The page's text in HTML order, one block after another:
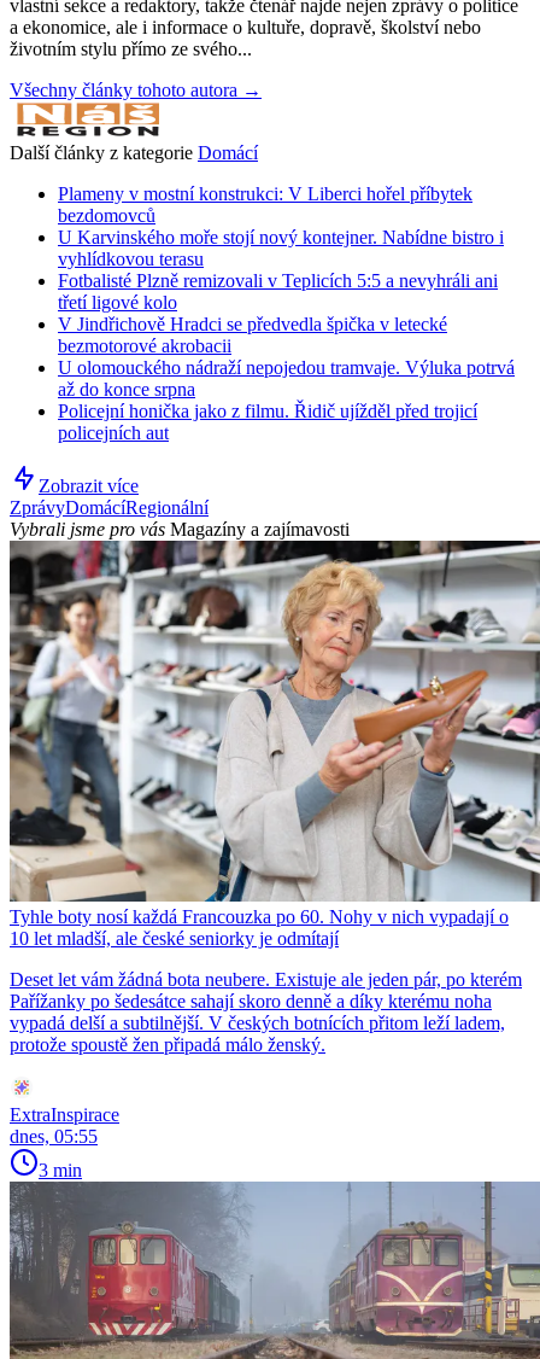
vlastní sekce a redaktory, takže čtenář najde nejen zprávy o politice
a ekonomice, ale i informace o kultuře, dopravě, školství nebo
životním stylu přímo ze svého...
Všechny články tohoto autora →
Další články z kategorie Domácí
Plameny v mostní konstrukci: V Liberci hořel příbytek
bezdomovců
U Karvinského moře stojí nový kontejner. Nabídne bistro i
vyhlídkovou terasu
Fotbalisté Plzně remizovali v Teplicích 5:5 a nevyhráli ani
třetí ligové kolo
V Jindřichově Hradci se předvedla špička v letecké
bezmotorové akrobacii
U olomouckého nádraží nepojedou tramvaje. Výluka potrvá
až do konce srpna
Policejní honička jako z filmu. Řidič ujížděl před trojicí
policejních aut
Zobrazit více
ZprávyDomácíRegionální
Vybrali jsme pro vás Magazíny a zajímavosti
Tyhle boty nosí každá Francouzka po 60. Nohy v nich vypadají o
10 let mladší, ale české seniorky je odmítají
Deset let vám žádná bota neubere. Existuje ale jeden pár, po kterém
Pařížanky po šedesátce sahají skoro denně a díky kterému noha
vypadá delší a subtilnější. V českých botnících přitom leží ladem,
protože spoustě žen připadá málo ženský.
ExtraInspirace
dnes, 05:55
3 min